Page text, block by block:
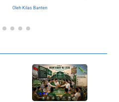
Oleh Kilas Banten
Opini